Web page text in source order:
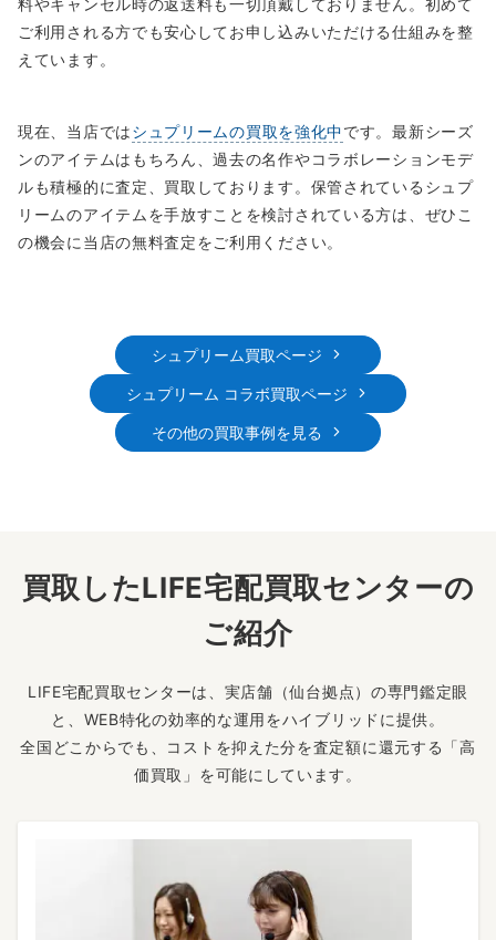
料やキャンセル時の返送料も一切頂戴しておりません。初めて
ご利用される方でも安心してお申し込みいただける仕組みを整
えています。
現在、当店ではシュプリームの買取を強化中です。最新シーズ
ンのアイテムはもちろん、過去の名作やコラボレーションモデ
ルも積極的に査定、買取しております。保管されているシュプ
リームのアイテムを手放すことを検討されている方は、ぜひこ
の機会に当店の無料査定をご利用ください。
シュプリーム買取ページ
シュプリーム コラボ買取ページ
その他の買取事例を見る
買取したLIFE宅配買取センターの
ご紹介
LIFE宅配買取センターは、実店舗（仙台拠点）の専門鑑定眼
と、WEB特化の効率的な運用をハイブリッドに提供。
全国どこからでも、コストを抑えた分を査定額に還元する「高
価買取」を可能にしています。